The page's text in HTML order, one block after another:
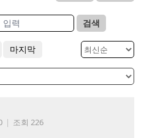
검색
마지막
| 조회 226